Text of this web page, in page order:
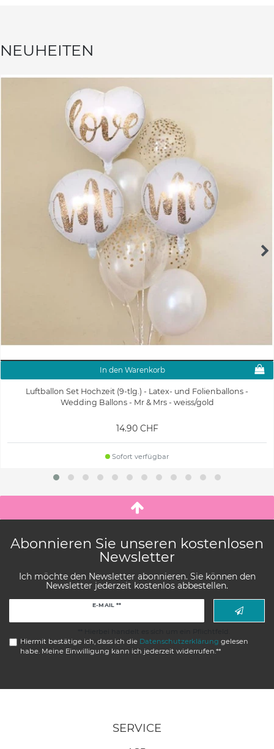
NEUHEITEN
In den Warenkorb
Luftballon Set Hochzeit (9-tlg.) - Latex- und Folienballons -
Wedding Ballons - Mr & Mrs - weiss/gold
14.90 CHF
Sofort verfügbar
Abonnieren Sie unseren kostenlosen
Newsletter
Ich möchte den Newsletter abonnieren. Sie können den
Newsletter jederzeit kostenlos abbestellen.
E-MAIL **
Hiermit bestätige ich, dass ich die Daten­schutz­erklärung gelesen
habe. Meine Einwilligung kann ich jederzeit widerrufen.**
SERVICE